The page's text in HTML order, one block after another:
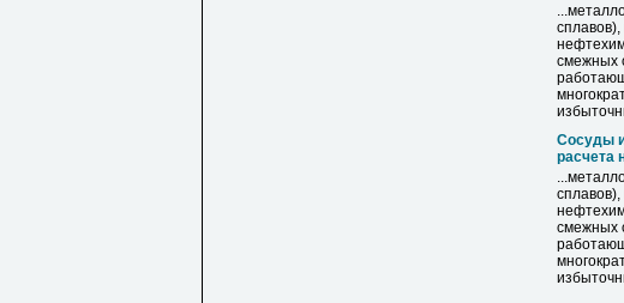
смежных
Сосуды
расчета
смежных